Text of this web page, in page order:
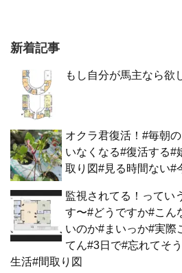
新着記事
もし自分が馬主なら欲
オクラ君復活！#毎朝
いなくなる#復活する#
取り図#見る時間ない#
監視されてる！ってい
す〜#どうですか#こん
いのか#まいっか#実際
てん#3日で#忘れてそ
生活#間取り図